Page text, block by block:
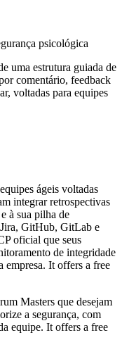
psicológica
uma estrutura guiada de
comentário, feedback
voltadas para equipes
ágeis voltadas
integrar retrospectivas
à sua pilha de
GitHub, GitLab e
oficial que seus
de integridade
empresa. It offers a free
Masters que desejam
a segurança, com
equipe. It offers a free